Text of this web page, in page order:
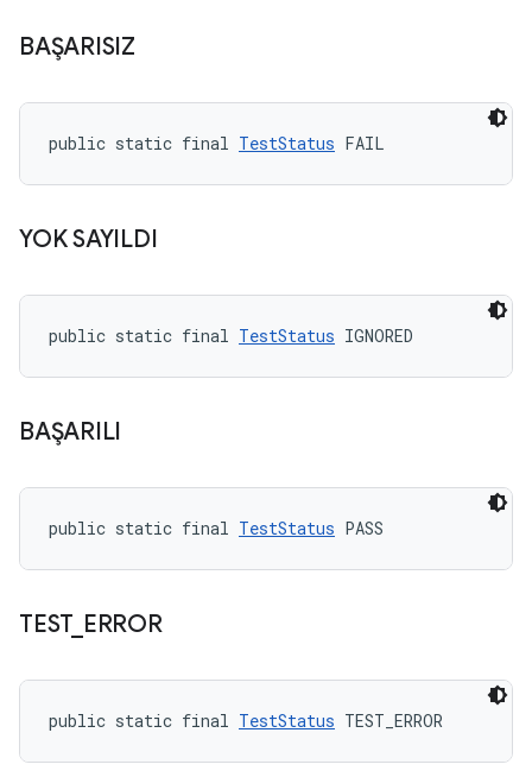
BAŞARISIZ
public static final TestStatus FAIL
YOK SAYILDI
public static final TestStatus IGNORED
BAŞARILI
public static final TestStatus PASS
TEST_ ERROR
public static final TestStatus TEST_ERROR